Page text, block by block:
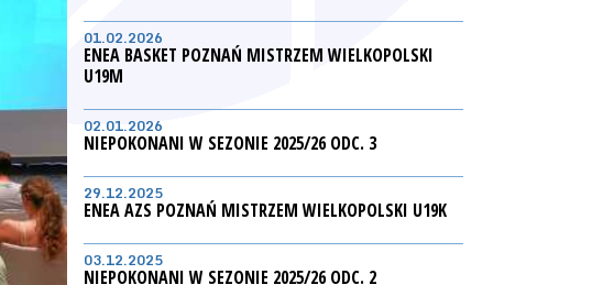
01.02.2026
ENEA BASKET POZNAŃ MISTRZEM WIELKOPOLSKI
U19M
02.01.2026
NIEPOKONANI W SEZONIE 2025/26 ODC. 3
29.12.2025
ENEA AZS POZNAŃ MISTRZEM WIELKOPOLSKI U19K
03.12.2025
NIEPOKONANI W SEZONIE 2025/26 ODC. 2